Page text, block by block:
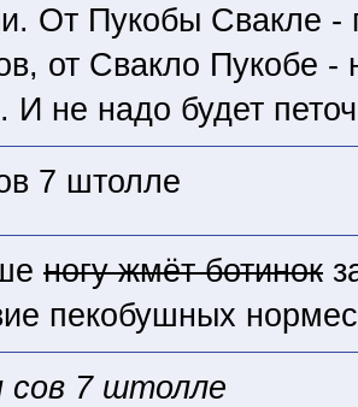
От Пукобы Свакле -
от Свакло Пукобе -
И не надо будет
7 штолле
ногу жмёт ботинок
пекобушных
сов 7 штолле